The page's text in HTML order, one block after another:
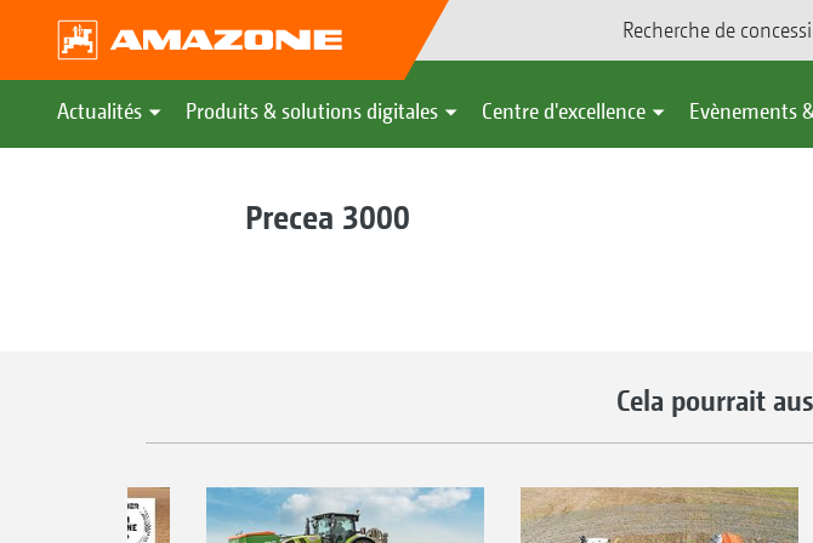
Recherche de
Actualités Produits & solutions digitales Centre d'excellence Evènements
Precea 3000
Cela pourrait